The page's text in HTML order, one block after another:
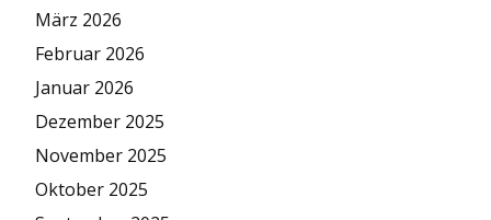
März 2026
Februar 2026
Januar 2026
Dezember 2025
November 2025
Oktober 2025